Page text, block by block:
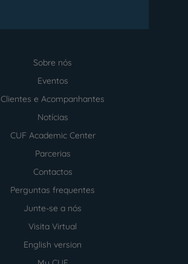
Sobre nós
Eventos
Clientes e Acompanhantes
Notícias
CUF Academic Center
Parcerias
Contactos
Perguntas frequentes
Junte-se a nós
Visita Virtual
English version